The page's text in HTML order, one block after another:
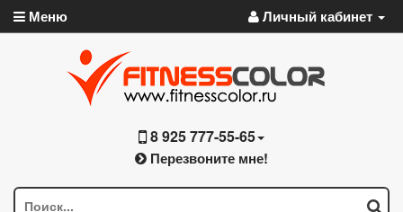
Меню Личный кабинет
8 925 777-55-65
Перезвоните мне!